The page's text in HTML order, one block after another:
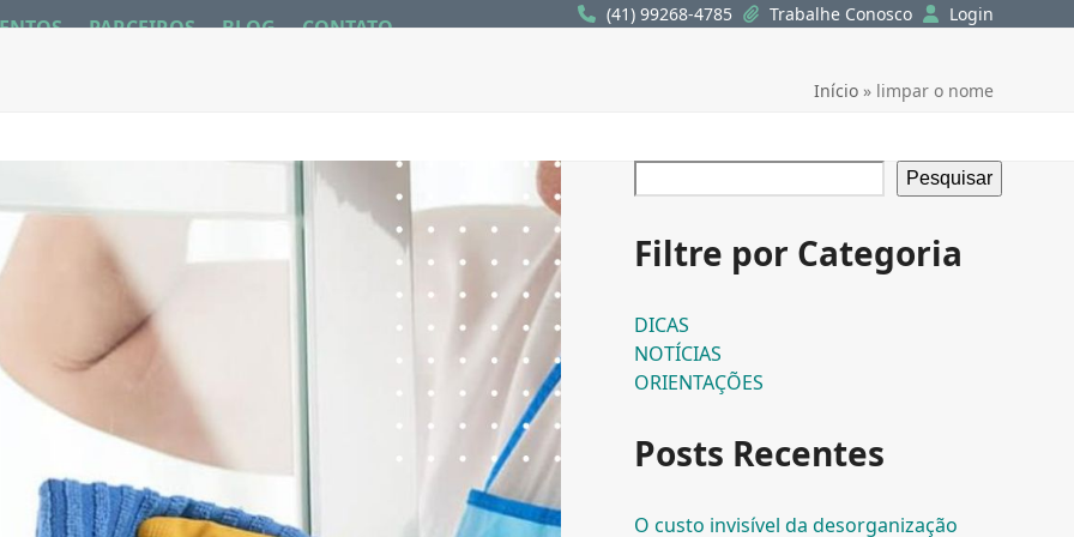
(41) 99268-4785 Trabalhe Conosco Login
PARCEIROS BLOG CONTATO
Início» limpar o nome
Pesquisar
Filtre por Categoria
DICAS
NOTÍCIAS
ORIENTAÇÕES
Posts Recentes
O custo invisível da desorganização